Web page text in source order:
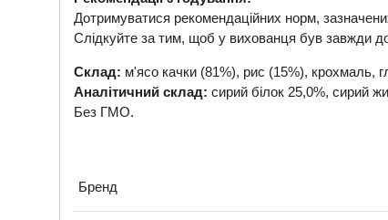
Дотримуватися рекомендаційних норм,
Слідкуйте за тим, щоб у вихованця був завжди
Склад: м'ясо качки (81%), рис (15%), крохмаль,
Аналітичний склад: cирий білок 25,0%, cирий
Без ГМО.
Бренд